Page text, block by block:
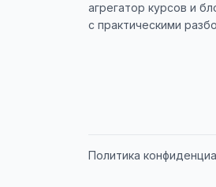
агрегатор курсов и
с практическими
Политика